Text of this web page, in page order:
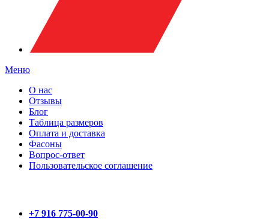
Меню
О нас
Отзывы
Блог
Таблица размеров
Оплата и доставка
Фасоны
Вопрос-ответ
Пользовательское соглашение
+7 916 775-00-90